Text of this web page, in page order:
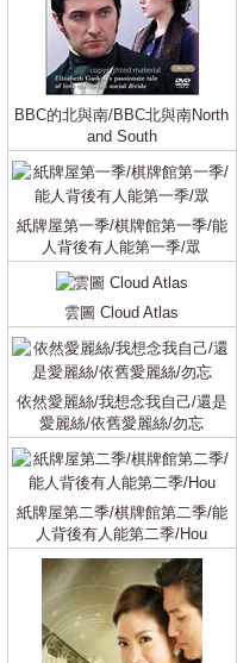
BBC的北與南/BBC北與南North
and South
紙牌屋第一季/棋牌館第一季/能
人背後有人能第一季/眾
雲圖 Cloud Atlas
依然愛麗絲/我想念我自己/還是
愛麗絲/依舊愛麗絲/勿忘
紙牌屋第二季/棋牌館第二季/能
人背後有人能第二季/Hou